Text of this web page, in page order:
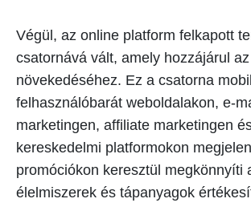
Végül, az online platform felkapott
csatornává vált, amely hozzájárul
növekedéséhez. Ez a csatorna
felhasználóbarát weboldalakon, e-
marketingen, affiliate marketingen
kereskedelmi platformokon
promóciókon keresztül megkönnyíti
élelmiszerek és tápanyagok